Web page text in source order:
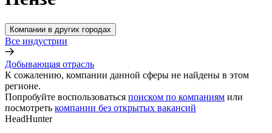
Компании в других городах
Все индустрии
Добывающая отрасль
К сожалению, компании данной сферы не найдены в этом
регионе.
Попробуйте воспользоваться поиском по компаниям или
посмотреть компании без открытых вакансий
HeadHunter